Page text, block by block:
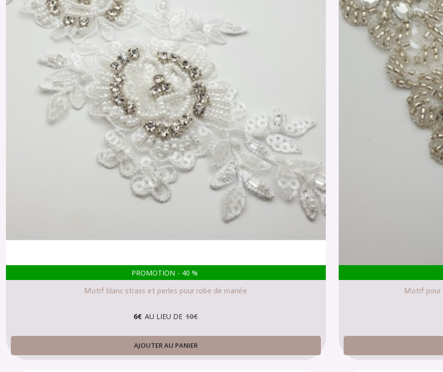
PROMOTION - 40 %
Motif blanc strass et perles pour robe de mariée
6€ AU LIEU DE 10€
AJOUTER AU PANIER
Motif pour